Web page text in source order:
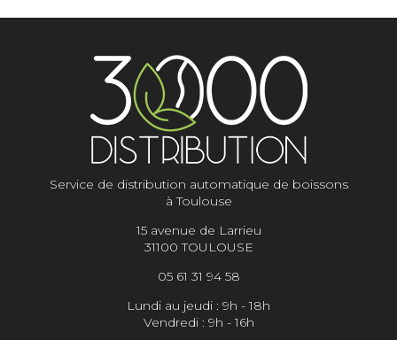
Service de distribution automatique de boissons
à Toulouse
15 avenue de Larrieu
31100 TOULOUSE
05 61 31 94 58
Lundi au jeudi : 9h - 18h
Vendredi : 9h - 16h